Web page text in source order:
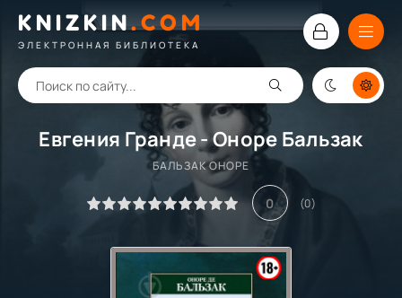
KNIZKIN.COM
ЭЛЕКТРОННАЯ БИБЛИОТЕКА
Евгения Гранде - Оноре Бальзак
БАЛЬЗАК ОНОРЕ
0 (0)